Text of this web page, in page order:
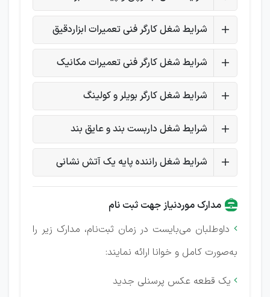
شرایط شغل کارگر فنی تعمیرات ابزاردقیق
شرایط شغل کارگر فنی تعمیرات مکانیک
شرایط شغل کارگر بویلر و کولینگ
شرایط شغل داربست بند و عایق بند
شرایط شغل راننده پایه یک آتش نشانی
مدارک موردنیاز جهت ثبت نام
 داوطلبان می‌بایست در زمان ثبت‌نام، مدارک زیر را
به‌صورت کامل و خوانا ارائه نمایند:
 یک قطعه عکس پرسنلی جدید